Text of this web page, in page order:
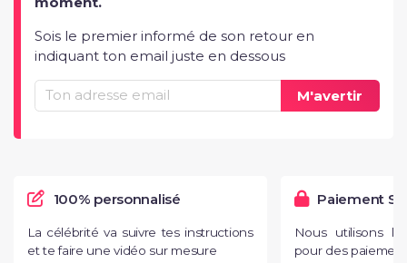
Sois le premier informé de son retour en
indiquant ton email juste en dessous
M'avertir
100% personnalisé
La célébrité va suivre tes instructions
et te faire une vidéo sur mesure
Paiement
Nous utilisons le
pour des